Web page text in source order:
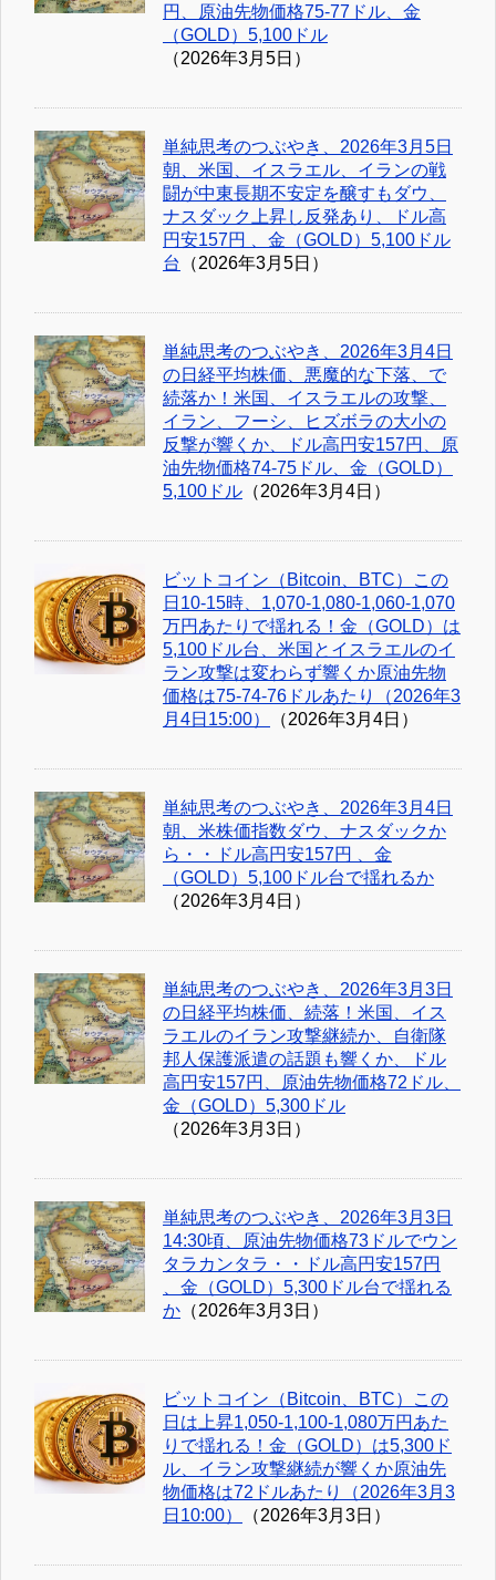
円、原油先物価格75-77ドル、金
（GOLD）5,100ドル
（2026年3月5日）
単純思考のつぶやき、2026年3月5日
朝、米国、イスラエル、イランの戦
闘が中東長期不安定を醸すもダウ、
ナスダック上昇し反発あり、ドル高
円安157円 、金（GOLD）5,100ドル
台
（2026年3月5日）
単純思考のつぶやき、2026年3月4日
の日経平均株価、悪魔的な下落、で
続落か！米国、イスラエルの攻撃、
イラン、フーシ、ヒズボラの大小の
反撃が響くか、ドル高円安157円、原
油先物価格74-75ドル、金（GOLD）
5,100ドル （2026年3月4日）
ビットコイン（Bitcoin、BTC）この
日10-15時、1,070-1,080-1,060-1,070
万円あたりで揺れる！金（GOLD）は
5,100ドル台、米国とイスラエルのイ
ラン攻撃は変わらず響くか原油先物
価格は75-74-76ドルあたり（2026年3
月4日15:00）
（2026年3月4日）
単純思考のつぶやき、2026年3月4日
朝、米株価指数ダウ、ナスダックか
ら・・ドル高円安157円 、金
（GOLD）5,100ドル台で揺れるか
（2026年3月4日）
単純思考のつぶやき、2026年3月3日
の日経平均株価、続落！米国、イス
ラエルのイラン攻撃継続か、自衛隊
邦人保護派遣の話題も響くか、ドル
高円安157円、原油先物価格72ドル、
金（GOLD）5,300ドル
（2026年3月3日）
単純思考のつぶやき、2026年3月3日
14:30頃、原油先物価格73ドルでウン
タラカンタラ・・ドル高円安157円
、金（GOLD）5,300ドル台で揺れる
か （2026年3月3日）
ビットコイン（Bitcoin、BTC）この
日は上昇1,050-1,100-1,080万円あた
りで揺れる！金（GOLD）は5,300ド
ル、イラン攻撃継続が響くか原油先
物価格は72ドルあたり（2026年3月3
日10:00）
（2026年3月3日）